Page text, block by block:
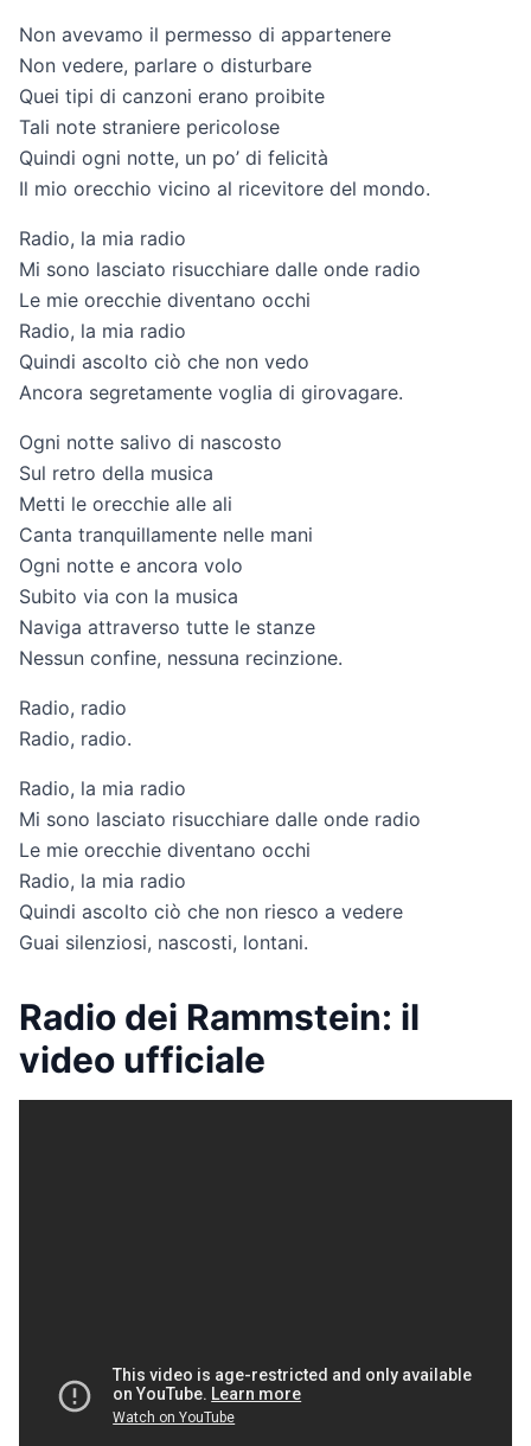
Non avevamo il permesso di appartenere
Non vedere, parlare o disturbare
Quei tipi di canzoni erano proibite
Tali note straniere pericolose
Quindi ogni notte, un po’ di felicità
Il mio orecchio vicino al ricevitore del mondo.
Radio, la mia radio
Mi sono lasciato risucchiare dalle onde radio
Le mie orecchie diventano occhi
Radio, la mia radio
Quindi ascolto ciò che non vedo
Ancora segretamente voglia di girovagare.
Ogni notte salivo di nascosto
Sul retro della musica
Metti le orecchie alle ali
Canta tranquillamente nelle mani
Ogni notte e ancora volo
Subito via con la musica
Naviga attraverso tutte le stanze
Nessun confine, nessuna recinzione.
Radio, radio
Radio, radio.
Radio, la mia radio
Mi sono lasciato risucchiare dalle onde radio
Le mie orecchie diventano occhi
Radio, la mia radio
Quindi ascolto ciò che non riesco a vedere
Guai silenziosi, nascosti, lontani.
Radio dei Rammstein: il
video ufficiale